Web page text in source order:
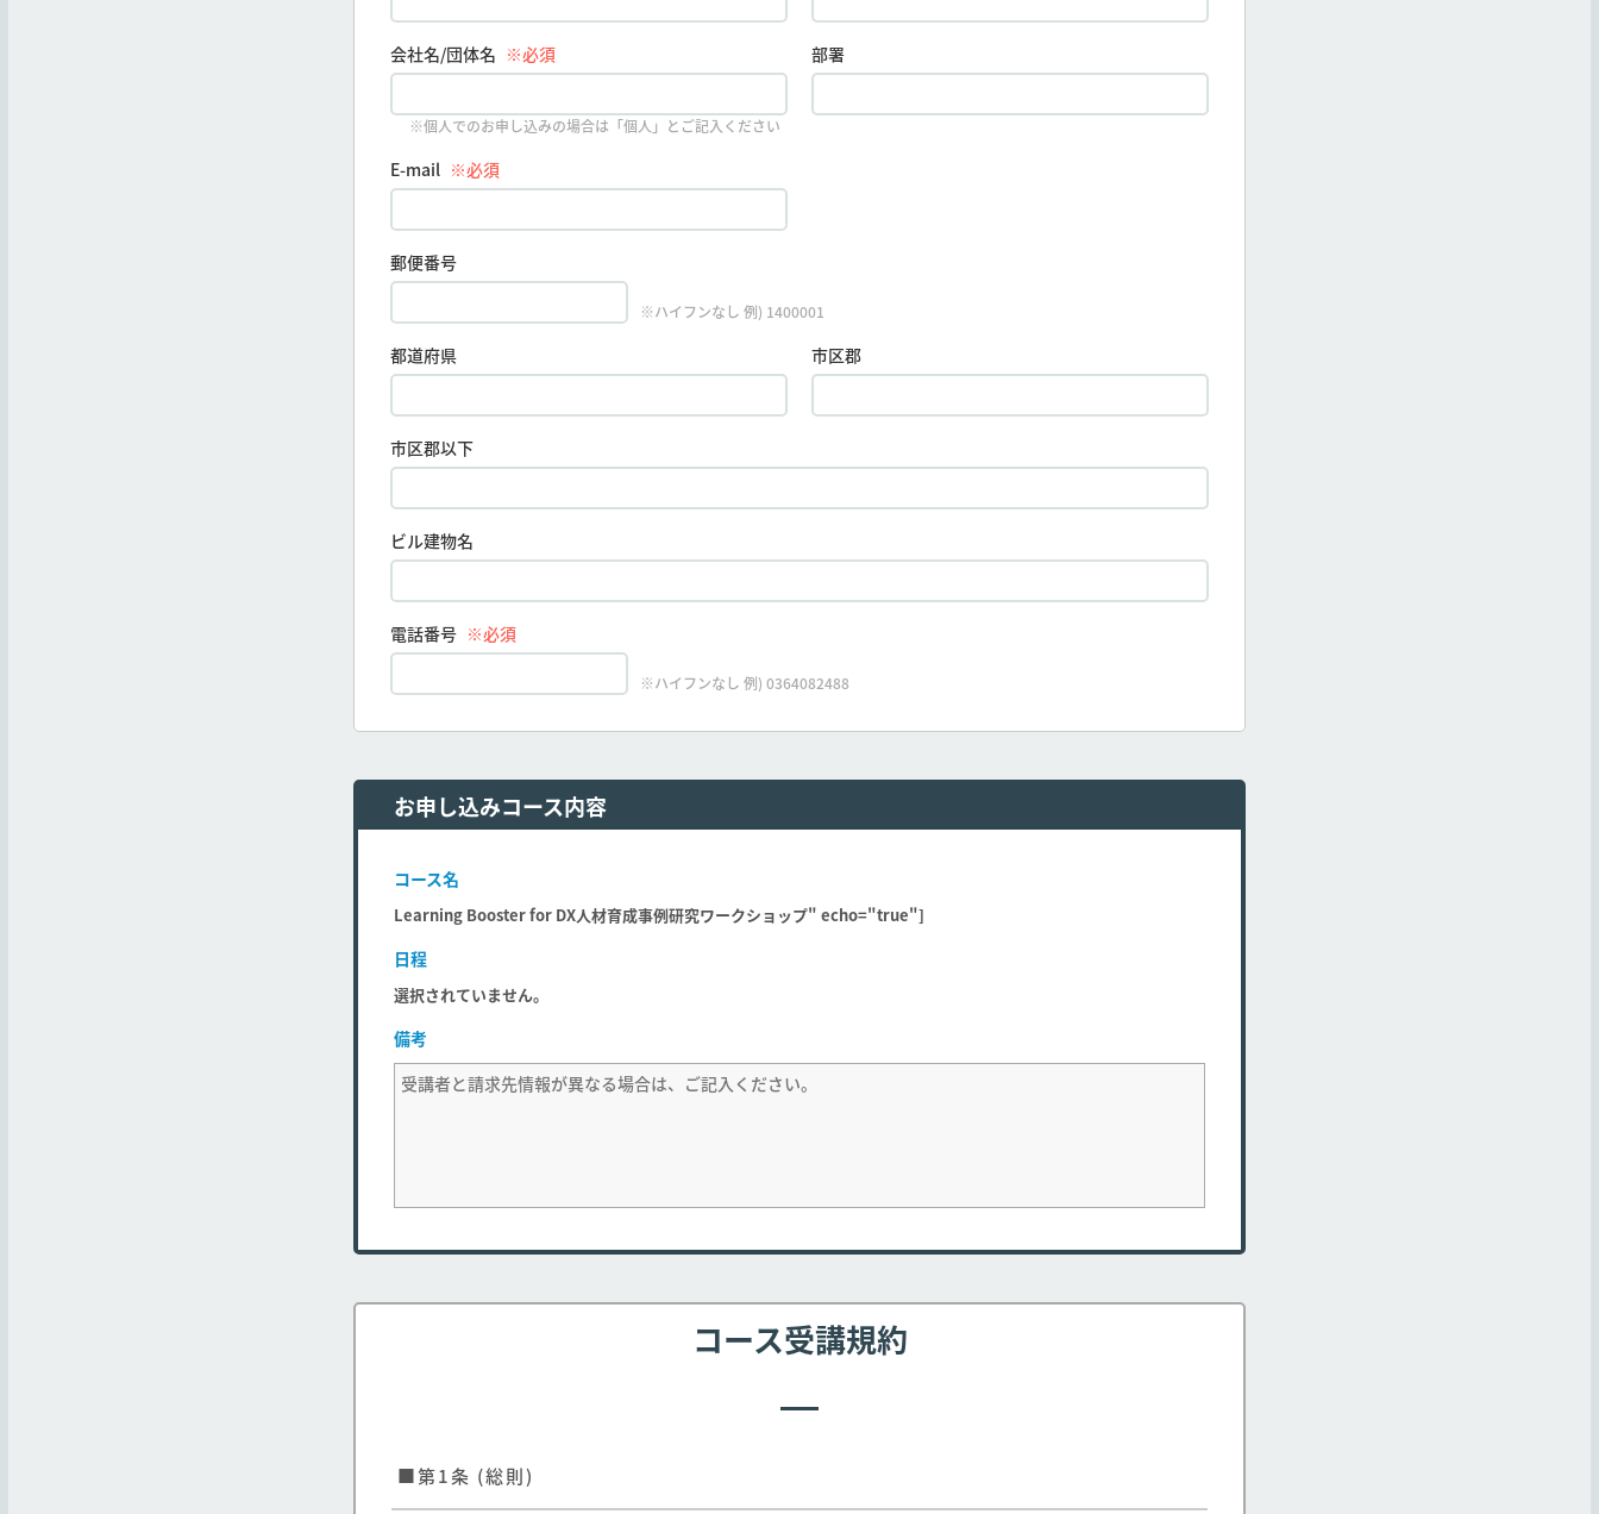
会社名/団体名 ※必須
※個人でのお申し込みの場合は「個人」とご記入ください
部署
E-mail ※必須
郵便番号
※ハイフンなし 例) 1400001
都道府県 市区郡
市区郡以下
ビル建物名
電話番号 ※必須
※ハイフンなし 例) 0364082488
お申し込みコース内容
コース名
Learning Booster for DX人材育成​事例研究ワークショップ​" echo="true"]
日程
選択されていません。
備考
コース受講規約
■第1条 (総則)